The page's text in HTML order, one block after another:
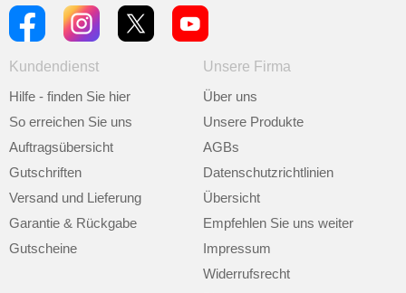
Kundendienst
Hilfe - finden Sie hier
So erreichen Sie uns
Auftragsübersicht
Gutschriften
Versand und Lieferung
Garantie & Rückgabe
Gutscheine
Unsere Firma
Über uns
Unsere Produkte
AGBs
Datenschutzrichtlinien
Übersicht
Empfehlen Sie uns weiter
Impressum
Widerrufsrecht